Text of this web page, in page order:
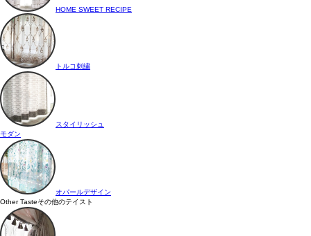
HOME SWEET RECIPE
トルコ刺繍
スタイリッシュ
モダン
オパールデザイン
Other Tasteその他のテイスト